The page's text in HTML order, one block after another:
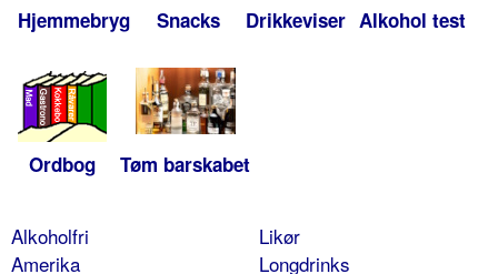
Hjemmebryg Snacks Drikkeviser Alkohol test
Ordbog Tøm barskabet
Alkoholfri
Amerika
Likør
Longdrinks